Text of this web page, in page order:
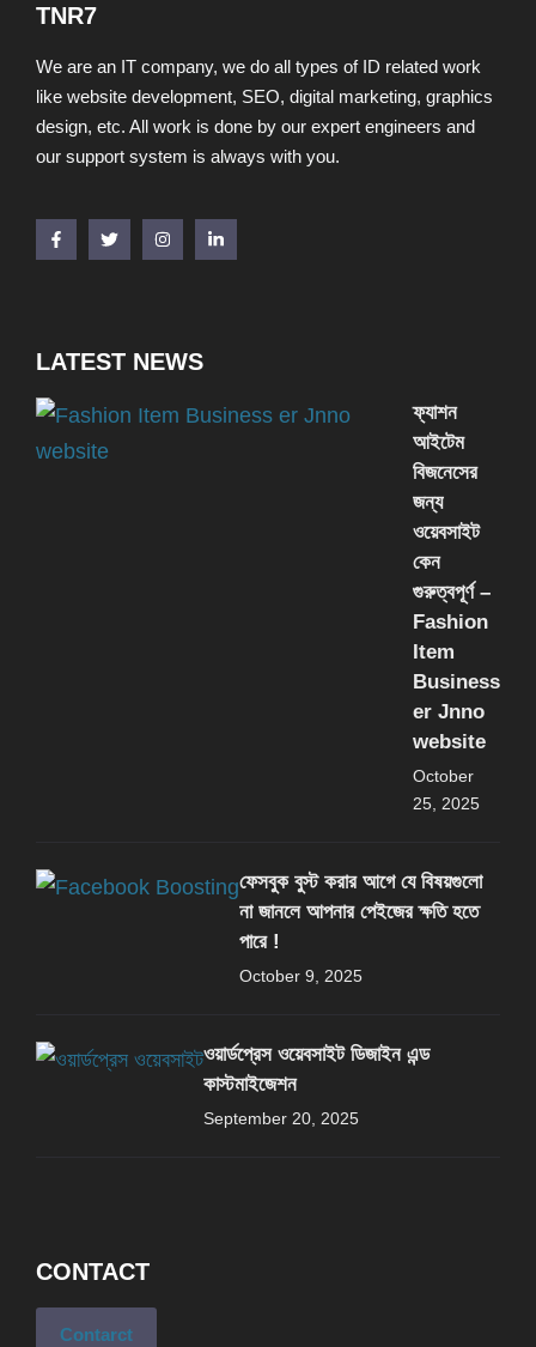
TNR7
We are an IT company, we do all types of ID related work
like website development, SEO, digital marketing, graphics
design, etc. All work is done by our expert engineers and
our support system is always with you.
LATEST NEWS
ফ্যাশন
আইটেম
বিজনেসের
জন্য
ওয়েবসাইট
কেন
গুরুত্বপূর্ণ –
Fashion
Item
Business
er Jnno
website
October
25, 2025
ফেসবুক বুস্ট করার আগে যে বিষয়গুলো
না জানলে আপনার পেইজের ক্ষতি হতে
পারে !
October 9, 2025
ওয়ার্ডপ্রেস ওয়েবসাইট ডিজাইন এন্ড
কাস্টমাইজেশন
September 20, 2025
CONTACT
Contarct